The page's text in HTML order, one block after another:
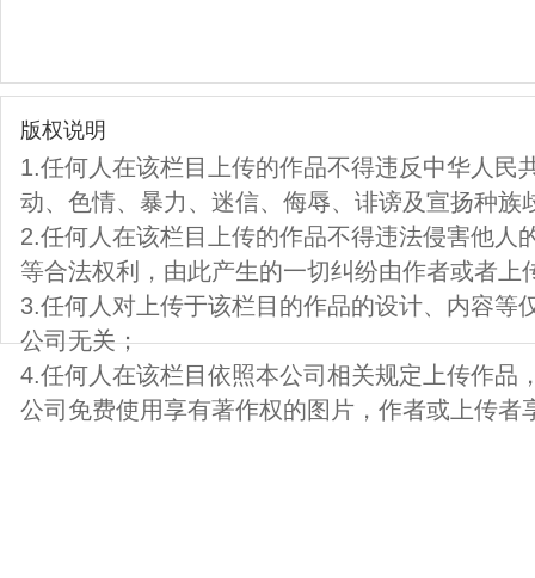
版权说明
1.任何人在该栏目上传的作品不得违反中华人民
动、色情、暴力、迷信、侮辱、诽谤及宣扬种族
2.任何人在该栏目上传的作品不得违法侵害他人
等合法权利，由此产生的一切纠纷由作者或者上
3.任何人对上传于该栏目的作品的设计、内容等
公司无关；
4.任何人在该栏目依照本公司相关规定上传作品
公司免费使用享有著作权的图片，作者或上传者